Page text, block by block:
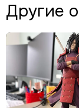
Другие